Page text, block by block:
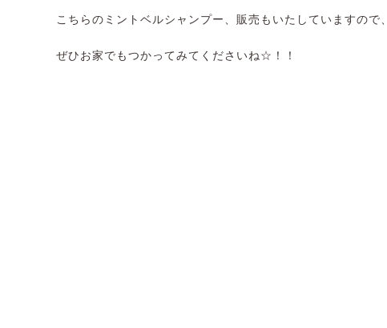
こちらのミントベルシャンプー、販売もいたしていますので、
ぜひお家でもつかってみてくださいね☆！！